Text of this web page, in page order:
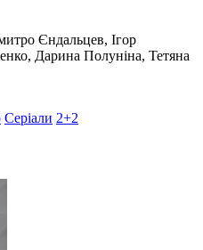
Єндальцев, Ігор
Дарина Полуніна, Тетяна
Серіали 2+2